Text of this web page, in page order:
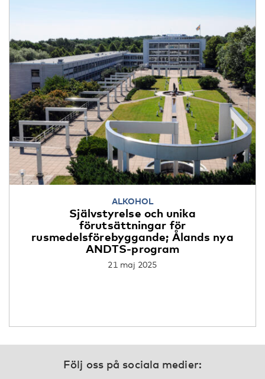
ALKOHOL
Självstyrelse och unika
förutsättningar för
rusmedelsförebyggande; Ålands nya
ANDTS-program
21 maj 2025
Följ oss på sociala medier: